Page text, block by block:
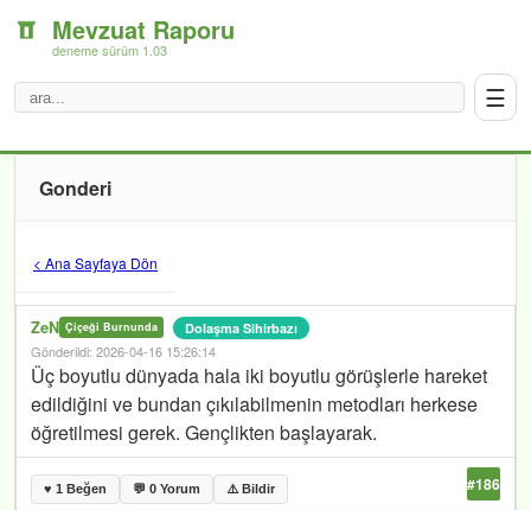
Mevzuat Raporu
deneme sürüm 1.03
☰
Gonderi
< Ana Sayfaya Dön
ZeN Çiçeği Burnunda Dolaşma Sihirbazı
Gönderildi: 2026-04-16 15:26:14
Üç boyutlu dünyada hala iki boyutlu görüşlerle hareket
edildiğini ve bundan çıkılabilmenin metodları herkese
öğretilmesi gerek. Gençlikten başlayarak.
♥ 1 Beğen 💬 0 Yorum ⚠️ Bildir #186